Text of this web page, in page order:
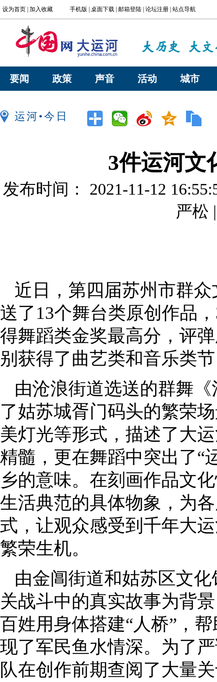
要闻 政策 声音 活动 城市
运河•今日
3件运河文
发布时间： 2021-11-12
严松
近日，第四届苏州市群
送了13个舞台类原创作品
得舞蹈类金奖最高分，评
别获得了曲艺类和音乐类
由沧浪街道选送的群舞
了姑苏城胥门码头的繁荣
美灯光等形式，描述了大
精髓，更在舞蹈中突出了“
乡的意味。在刻画作品文
生活典范的具体物象，为
式，让观众感受到千年大
繁荣生机。
由金阊街道和姑苏区文
关战斗中的真实故事为背
百姓用身体搭建“人桥”，
现了军民鱼水情深。为了
队在创作前期查阅了大量